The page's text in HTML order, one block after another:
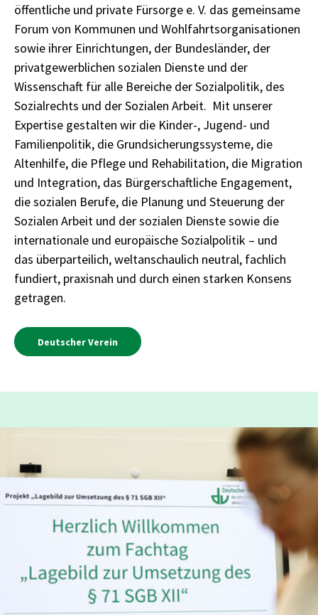
öffentliche und private Fürsorge e. V. das gemeinsame
Forum von Kommunen und Wohlfahrtsorganisationen
sowie ihrer Einrichtungen, der Bundesländer, der
privatgewerblichen sozialen Dienste und der
Wissenschaft für alle Bereiche der Sozialpolitik, des
Sozialrechts und der Sozialen Arbeit. Mit unserer
Expertise gestalten wir die Kinder-, Jugend- und
Familienpolitik, die Grundsicherungssysteme, die
Altenhilfe, die Pflege und Rehabilitation, die Migration
und Integration, das Bürgerschaftliche Engagement,
die sozialen Berufe, die Planung und Steuerung der
Sozialen Arbeit und der sozialen Dienste sowie die
internationale und europäische Sozialpolitik – und
das überparteilich, weltanschaulich neutral, fachlich
fundiert, praxisnah und durch einen starken Konsens
getragen.
Deutscher Verein